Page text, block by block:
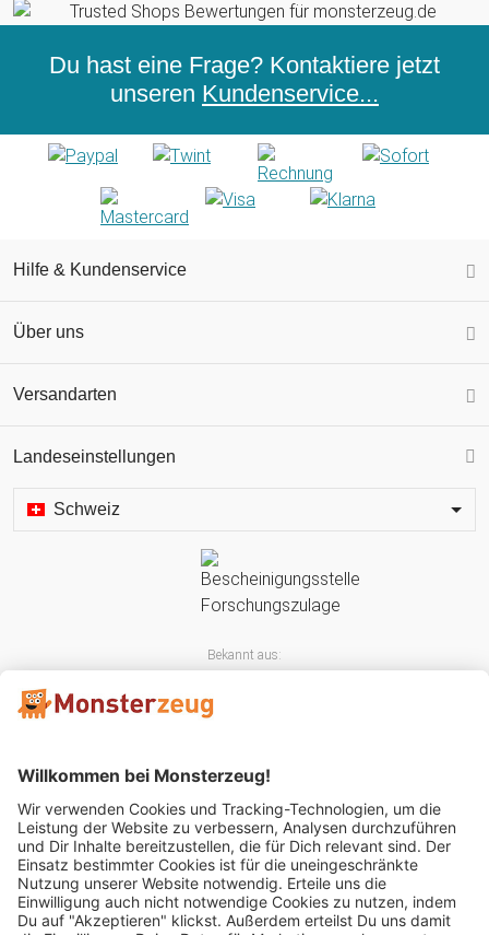
Du hast eine Frage? Kontaktiere jetzt
unseren Kundenservice...
Hilfe & Kundenservice
Über uns
Versandarten
Landeseinstellungen
Schweiz
Bekannt aus:
Mitglied im: